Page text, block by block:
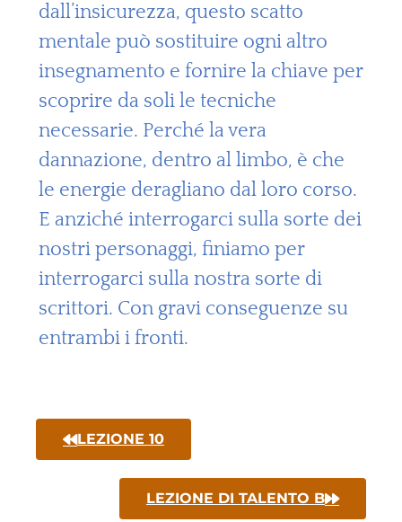
dall’insicurezza, questo scatto
mentale può sostituire ogni altro
insegnamento e fornire la chiave per
scoprire da soli le tecniche
necessarie. Perché la vera
dannazione, dentro al limbo, è che
le energie deragliano dal loro corso.
E anziché interrogarci sulla sorte dei
nostri personaggi, finiamo per
interrogarci sulla nostra sorte di
scrittori. Con gravi conseguenze su
entrambi i fronti.
LEZIONE 10
LEZIONE DI TALENTO B